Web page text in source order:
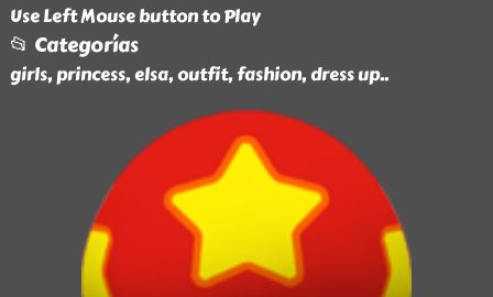
Use Left Mouse button to Play
📂 Categorías
girls, princess, elsa, outfit, fashion, dress up..